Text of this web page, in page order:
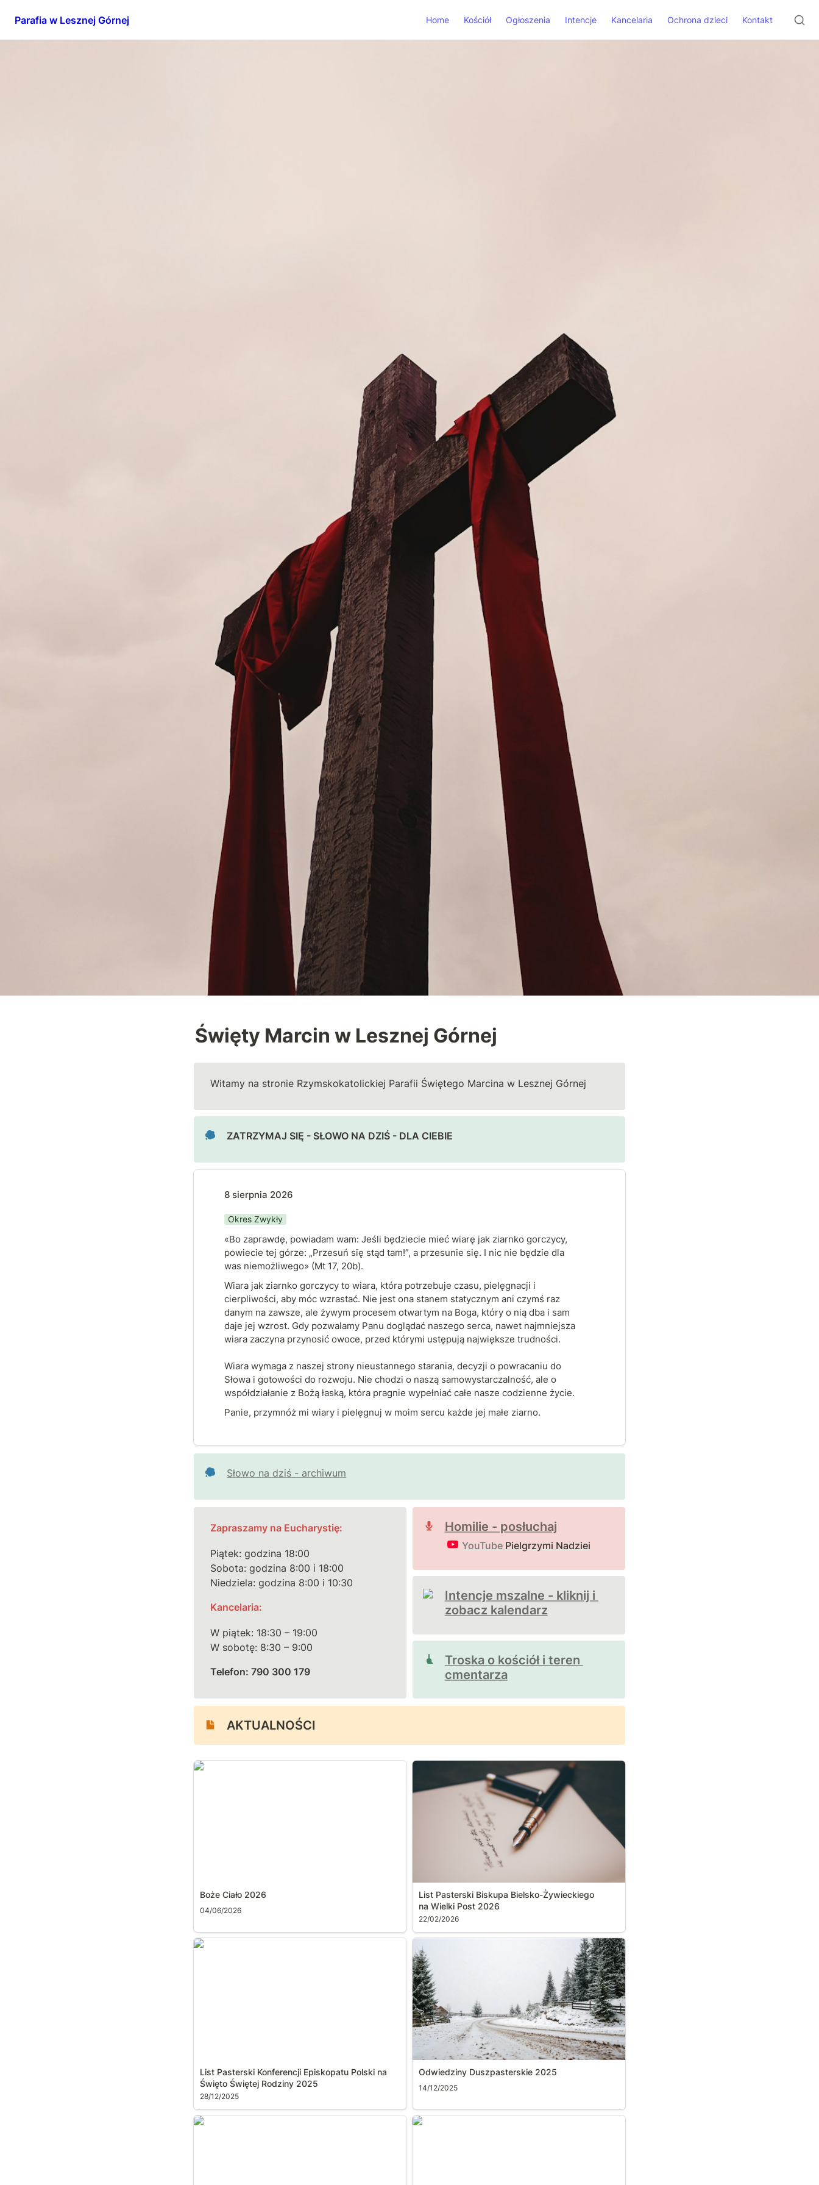
Parafia w Lesznej Górnej Home Kościół Ogłoszenia Intencje Kancelaria Ochrona dzieci Kontakt
Święty Marcin w Lesznej Górnej
Witamy na stronie Rzymskokatolickiej Parafii Świętego Marcina w Lesznej Górnej
ZATRZYMAJ SIĘ - SŁOWO NA DZIŚ - DLA CIEBIE
8 sierpnia 2026
Okres Zwykły
«Bo zaprawdę, powiadam wam: Jeśli będziecie mieć wiarę jak ziarnko gorczycy,
powiecie tej górze: „Przesuń się stąd tam!”, a przesunie się. I nic nie będzie dla
was niemożliwego» (Mt 17, 20b).
Wiara jak ziarnko gorczycy to wiara, która potrzebuje czasu, pielęgnacji i
cierpliwości, aby móc wzrastać. Nie jest ona stanem statycznym ani czymś raz
danym na zawsze, ale żywym procesem otwartym na Boga, który o nią dba i sam
daje jej wzrost. Gdy pozwalamy Panu doglądać naszego serca, nawet najmniejsza
wiara zaczyna przynosić owoce, przed którymi ustępują największe trudności.
Wiara wymaga z naszej strony nieustannego starania, decyzji o powracaniu do
Słowa i gotowości do rozwoju. Nie chodzi o naszą samowystarczalność, ale o
współdziałanie z Bożą łaską, która pragnie wypełniać całe nasze codzienne życie.
Panie, przymnóż mi wiary i pielęgnuj w moim sercu każde jej małe ziarno.
Słowo na dziś - archiwum
Zapraszamy na Eucharystię:
Piątek: godzina 18:00
Sobota: godzina 8:00 i 18:00
Niedziela: godzina 8:00 i 10:30
Kancelaria:
W piątek: 18:30 – 19:00
Telefon: 790 300 179
Homilie - posłuchaj
YouTube Pielgrzymi Nadziei
Intencje mszalne - kliknij i
zobacz kalendarz
Troska o kościół i teren
cmentarza
AKTUALNOŚCI
Boże Ciało 2026
Boże Ciało 2026
04/06/2026
List Pasterski Biskupa Bielsko-Żywieckiego
na Wielki Post 2026
List Pasterski Biskupa Bielsko-Żywieckiego
na Wielki Post 2026
22/02/2026
List Pasterski Konferencji Episkopatu Polski
List Pasterski Konferencji Episkopatu Polski na
Święto Świętej Rodziny 2025
28/12/2025
Odwiedziny Duszpasterskie 2025
Odwiedziny Duszpasterskie 2025
14/12/2025
23 Regionalny Dzień Skupienia ADŚ
List Pasterski na XV Tydzień Wychowania 14-